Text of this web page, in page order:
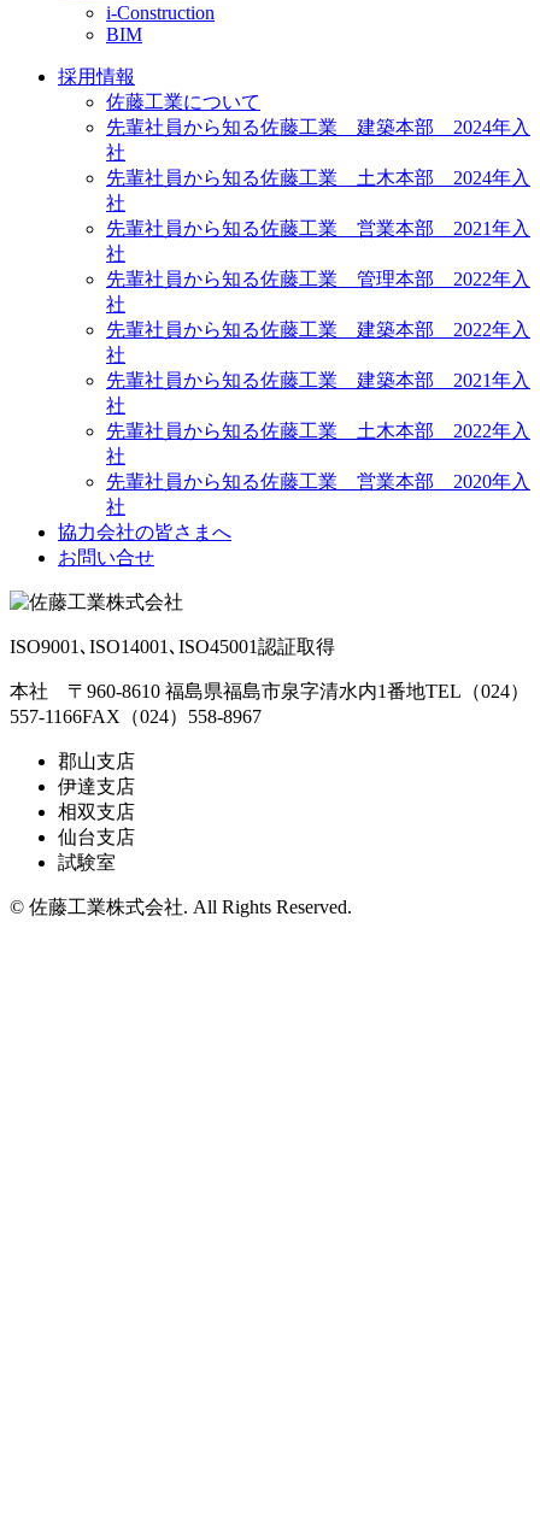
i-Construction
BIM
採用情報
佐藤工業について
先輩社員から知る佐藤工業 建築本部 2024年入
社
先輩社員から知る佐藤工業 土木本部 2024年入
社
先輩社員から知る佐藤工業 営業本部 2021年入
社
先輩社員から知る佐藤工業 管理本部 2022年入
社
先輩社員から知る佐藤工業 建築本部 2022年入
社
先輩社員から知る佐藤工業 建築本部 2021年入
社
先輩社員から知る佐藤工業 土木本部 2022年入
社
先輩社員から知る佐藤工業 営業本部 2020年入
社
協力会社の皆さまへ
お問い合せ
ISO9001､ISO14001､ISO45001認証取得
本社 〒960-8610 福島県福島市泉字清水内1番地TEL（024）
557-1166FAX（024）558-8967
郡山支店
伊達支店
相双支店
仙台支店
試験室
© 佐藤工業株式会社. All Rights Reserved.